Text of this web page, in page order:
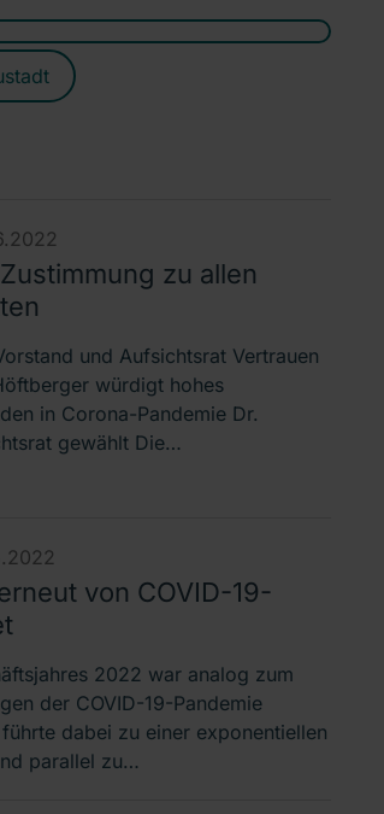
zu allen
und Aufsichtsrat Vertrauen
würdigt hohes
in Corona-Pandemie Dr.
gewählt Die…
von COVID-19-
2022 war analog zum
der COVID-19-Pandemie
dabei zu einer exponentiellen
parallel zu…